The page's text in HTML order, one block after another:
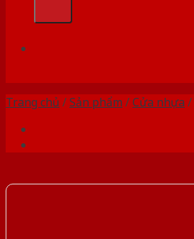
Trang chủ /Sản phẩm /Cửa nhựa /